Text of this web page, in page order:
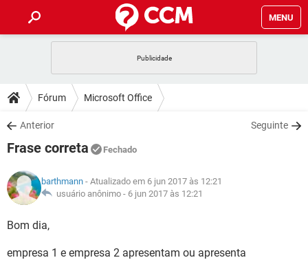
MENU
CELULAR
OUTLOOK
INSTAGRAM
GUIA DE COMPRAS
DICAS
JOGOS
INSTAGRAM GMAIL
GUIA DE COMPRAS
DOWNLOADS
JOGOS
CELULAR
OUTLOOK EXCEL
INSTAGRAM
JOGOS WHATSAPP
CELULAR
OUTLOOK
INSTAGRAM GMAIL
GLOSSÁRIO
JOGOS
Fórum Microsoft Office
Anterior Seguinte
Frase correta Fechado
barthmann - Atualizado em 6 jun 2017 às 12:21
usuário anônimo - 6 jun 2017 às 12:21
Bom dia,
empresa 1 e empresa 2 apresentam ou apresenta